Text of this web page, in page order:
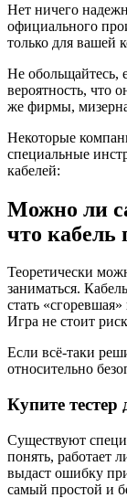
Нет ничего
официального
только для вашей
Не обольщайтесь,
вероятность, что
же фирмы,
Некоторые
специальные
кабелей:
Можно ли
что кабель
Теоретически
заниматься.
стать
Игра не стоит
Если всё-таки
относительно
Купите
Существуют
понять, работает
выдаст ошибку
самый простой и